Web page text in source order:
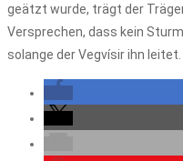
geätzt wurde, trägt der
Versprechen, dass kein
solange der Vegvísir ihn leitet.